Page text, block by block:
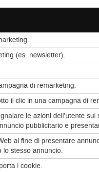
(es. newsletter).
di remarketing.
il clic in una campagna di
le azioni dell'utente
pubblicitario e
al fine di presentare
lo stesso annuncio.
i cookie.